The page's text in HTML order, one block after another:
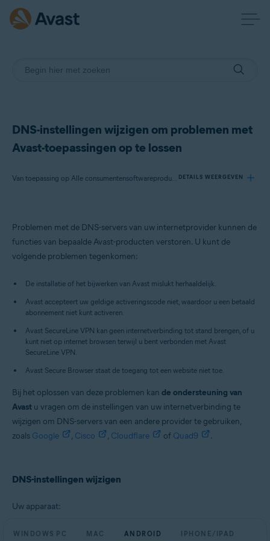
DNS-instellingen wijzigen om problemen met
Avast-toepassingen op te lossen
Van toepassing op Alle consumentensoftwareproducten van Avast DETAILS WEERGEVEN
Producten:
Alle consumentensoftwareproducten van Avast
Alle ondersteunde platforms
Problemen met de DNS-servers van uw internetprovider kunnen de
functies van bepaalde Avast-producten verstoren. U kunt de
volgende problemen tegenkomen:
De installatie of het bijwerken van Avast mislukt herhaaldelijk.
Avast accepteert uw geldige activeringscode niet, waardoor u een betaald
abonnement niet kunt activeren.
Avast SecureLine VPN kan geen internetverbinding tot stand brengen, of u
kunt niet op internet browsen terwijl u bent verbonden met Avast
SecureLine VPN.
Avast Secure Browser staat de toegang tot een website niet toe.
Bij het oplossen van deze problemen kan de ondersteuning van
Avast u vragen om de instellingen van uw internetverbinding te
wijzigen om DNS-servers van een andere provider te gebruiken,
zoals Google , Cisco , Cloudflare of Quad9 .
DNS-instellingen wijzigen
Uw apparaat:
WINDOWS PC MAC ANDROID IPHONE/IPAD